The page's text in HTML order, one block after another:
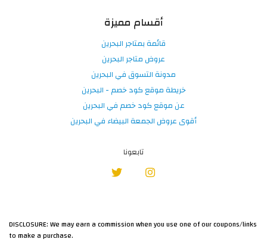
أقسام مميزة
قائمة بمتاجر البحرين
عروض متاجر البحرين
مدونة التسوق في البحرين
خريطة موقع كود خصم - البحرين
عن موقع كود خصم في البحرين
أقوى عروض الجمعة البيضاء في البحرين
تابعونا
DISCLOSURE: We may earn a commission when you use one of our coupons/links
to make a purchase.